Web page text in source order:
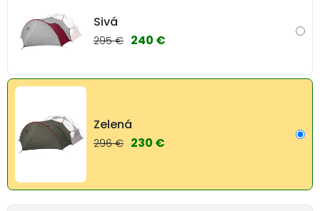
Sivá
295 € 240 €
Zelená
296 € 230 €